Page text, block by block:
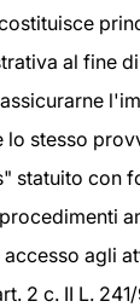
al fine
lo stesso
statuito con
agli
2 c. II L.